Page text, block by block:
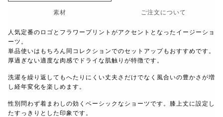
素材 ご注文について
人気定番のロゴとフラワープリントがアクセントとなったイージーショ
ーツ。
単品使いはもちろん同コレクションでのセットアップもおすすめです。
厚過ぎない適度な肉感でドライな肌触りが特徴です。
洗濯を繰り返してもへたりにくい丈夫さだけでなく風合いの豊かさが増
し経年変化を楽しめます。
性別問わず着まわしの効くベーシックなショーツです。膝上丈に設定し
たすっきりとした印象です。